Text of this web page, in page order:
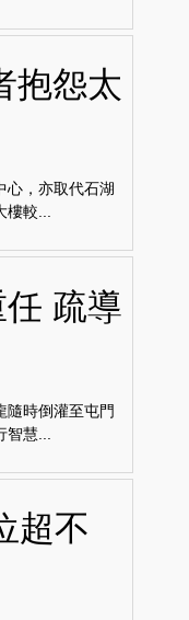
抱怨太
心，亦取代石湖
較...
疏導
隨時倒灌至屯門
慧...
超不